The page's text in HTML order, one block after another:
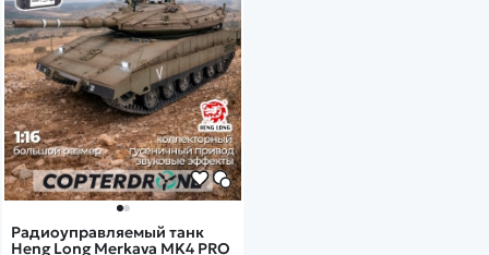
Радиоуправляемый танк
Heng Long Merkava MK4 PRO